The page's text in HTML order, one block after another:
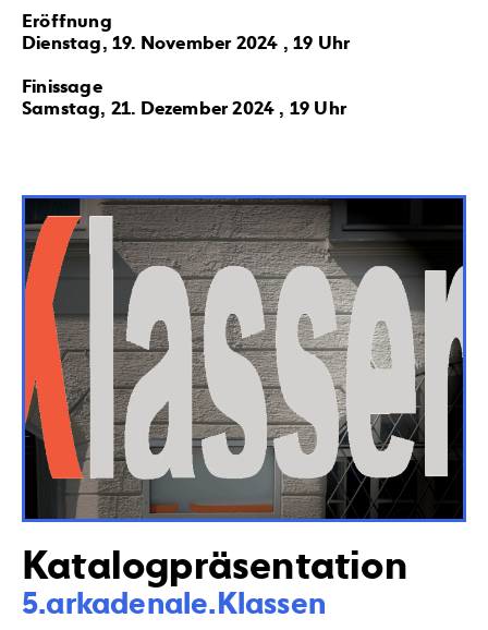
Eröffnung
Dienstag, 19. November 2024 , 19 Uhr
Finissage
Samstag, 21. Dezember 2024 , 19 Uhr
Katalogpräsentation
5.arkadenale.Klassen